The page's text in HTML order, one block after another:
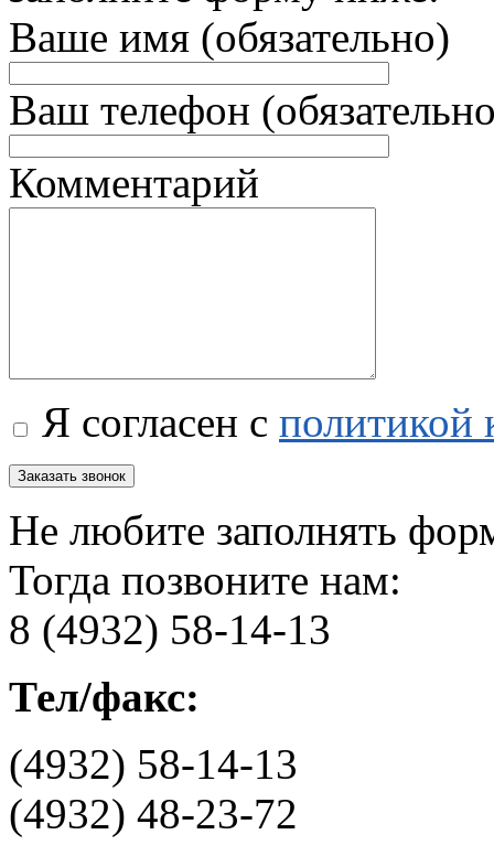
Ваше имя (обязательно)
Ваш телефон
Комментарий
Я согласен с политикой
Не любите заполнять
Тогда позвоните нам:
8 (4932) 58-14-13
Тел/факс:
(4932) 58-14-13
(4932) 48-23-72